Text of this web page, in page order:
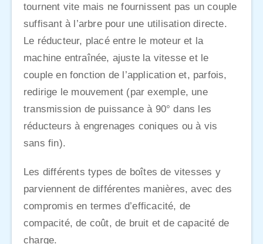
tournent vite mais ne fournissent pas un couple
suffisant à l’arbre pour une utilisation directe.
Le réducteur, placé entre le moteur et la
machine entraînée, ajuste la vitesse et le
couple en fonction de l’application et, parfois,
redirige le mouvement (par exemple, une
transmission de puissance à 90° dans les
réducteurs à engrenages coniques ou à vis
sans fin).
Les différents types de boîtes de vitesses y
parviennent de différentes manières, avec des
compromis en termes d’efficacité, de
compacité, de coût, de bruit et de capacité de
charge.